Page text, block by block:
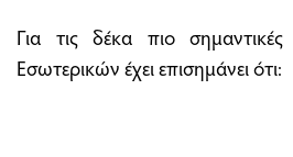
Για τις δέκα πιο
Εσωτερικών έχει επισημάνει ότι: